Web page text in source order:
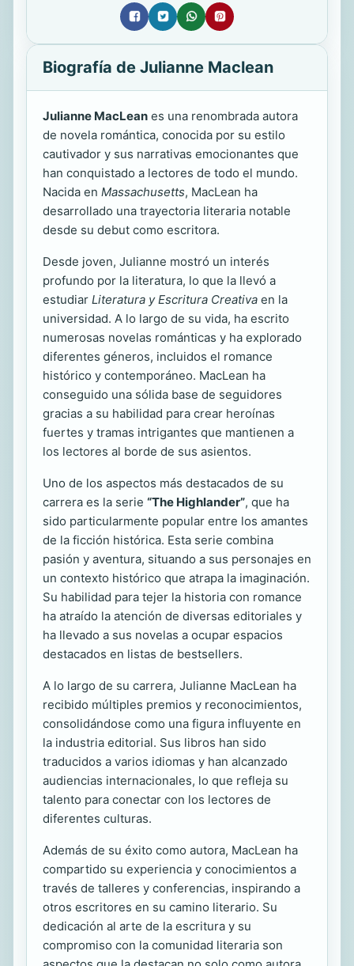
Biografía de Julianne Maclean
Julianne MacLean es una renombrada autora
de novela romántica, conocida por su estilo
cautivador y sus narrativas emocionantes que
han conquistado a lectores de todo el mundo.
Nacida en Massachusetts, MacLean ha
desarrollado una trayectoria literaria notable
desde su debut como escritora.
Desde joven, Julianne mostró un interés
profundo por la literatura, lo que la llevó a
estudiar Literatura y Escritura Creativa en la
universidad. A lo largo de su vida, ha escrito
numerosas novelas románticas y ha explorado
diferentes géneros, incluidos el romance
histórico y contemporáneo. MacLean ha
conseguido una sólida base de seguidores
gracias a su habilidad para crear heroínas
fuertes y tramas intrigantes que mantienen a
los lectores al borde de sus asientos.
Uno de los aspectos más destacados de su
carrera es la serie “The Highlander”, que ha
sido particularmente popular entre los amantes
de la ficción histórica. Esta serie combina
pasión y aventura, situando a sus personajes en
un contexto histórico que atrapa la imaginación.
Su habilidad para tejer la historia con romance
ha atraído la atención de diversas editoriales y
ha llevado a sus novelas a ocupar espacios
destacados en listas de bestsellers.
A lo largo de su carrera, Julianne MacLean ha
recibido múltiples premios y reconocimientos,
consolidándose como una figura influyente en
la industria editorial. Sus libros han sido
traducidos a varios idiomas y han alcanzado
audiencias internacionales, lo que refleja su
talento para conectar con los lectores de
diferentes culturas.
Además de su éxito como autora, MacLean ha
compartido su experiencia y conocimientos a
través de talleres y conferencias, inspirando a
otros escritores en su camino literario. Su
dedicación al arte de la escritura y su
compromiso con la comunidad literaria son